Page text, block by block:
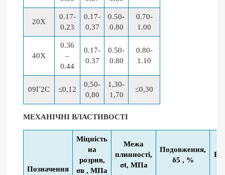
20Х
0.17-
0.23
0.17-
0.37
0.50-
0.80
0.70-
1.00
40Х
0.36
–
0.44
0.17-
0.37
0.50-
0.80
0.80-
1.10
09Г2С ≤0,12
0,50-
0,80
1,30-
1,70
≤0,30
МЕХАНІЧНІ ВЛАСТИВОСТІ
Позначення
Міцність
на
розрив,
σв , МПа
Межа
плинності,
σt, МПа
Подовження,
δ5 , %